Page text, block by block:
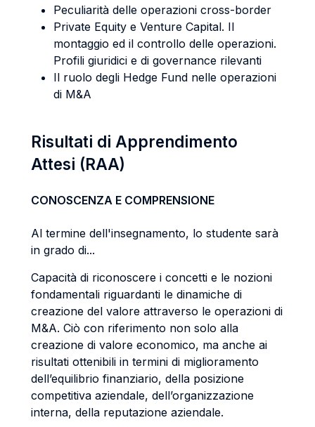
Peculiarità delle operazioni cross-border
Private Equity e Venture Capital. Il
montaggio ed il controllo delle operazioni.
Profili giuridici e di governance rilevanti
Il ruolo degli Hedge Fund nelle operazioni
di M&A
Risultati di Apprendimento
Attesi (RAA)
CONOSCENZA E COMPRENSIONE
Al termine dell'insegnamento, lo studente sarà
in grado di...
Capacità di riconoscere i concetti e le nozioni
fondamentali riguardanti le dinamiche di
creazione del valore attraverso le operazioni di
M&A. Ciò con riferimento non solo alla
creazione di valore economico, ma anche ai
risultati ottenibili in termini di miglioramento
dell’equilibrio finanziario, della posizione
competitiva aziendale, dell’organizzazione
interna, della reputazione aziendale.